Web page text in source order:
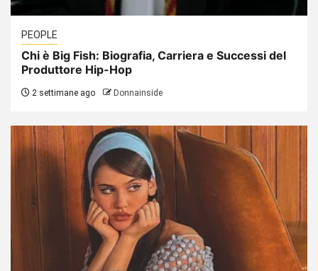
PEOPLE
Chi è Big Fish: Biografia, Carriera e Successi del
Produttore Hip-Hop
2 settimane ago Donnainside